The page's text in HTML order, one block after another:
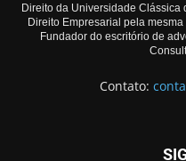
Direito da Universidade Clássica
Direito Empresarial pela
Fundador do escritório de
Contato: